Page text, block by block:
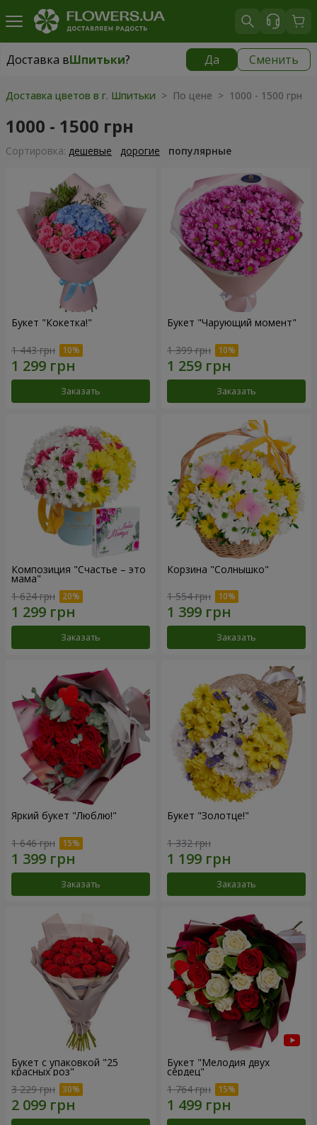
Доставка вШпитьки? Да Сменить
Доставка вШпитьки|
Доставка цветов в г. Шпитьки > По цене > 1000 - 1500 грн
1000 - 1500 грн
Cортировка: дешевые дорогие популярные
Букет "Кокетка!"
1 443 грн
Заказать
Букет "Чарующий момент"
1 399 грн
Заказать
Композиция "Счастье – это
мама"
1 624 грн
Заказать
Корзина "Солнышко"
1 554 грн
Заказать
Яркий букет "Люблю!"
1 646 грн
Заказать
Букет "Золотце!"
1 332 грн
Заказать
Букет с упаковкой "25
красных роз"
3 229 грн
Букет "Мелодия двух
сердец"
1 764 грн